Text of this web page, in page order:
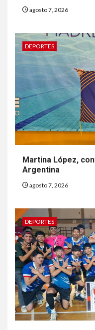
agosto 7, 2026
DEPORTES
Martina López,
Argentina
agosto 7, 2026
DEPORTES